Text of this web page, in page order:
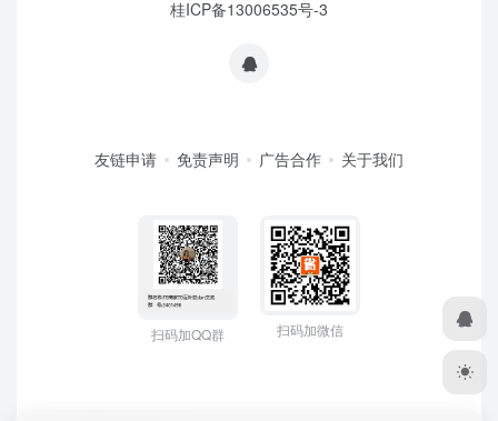
桂ICP备13006535号-3
友链申请 免责声明 广告合作 关于我们
扫码加QQ群 扫码加微信